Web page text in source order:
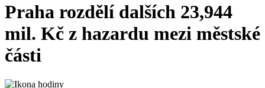
Praha rozdělí dalších 23,944
mil. Kč z hazardu mezi městské
části